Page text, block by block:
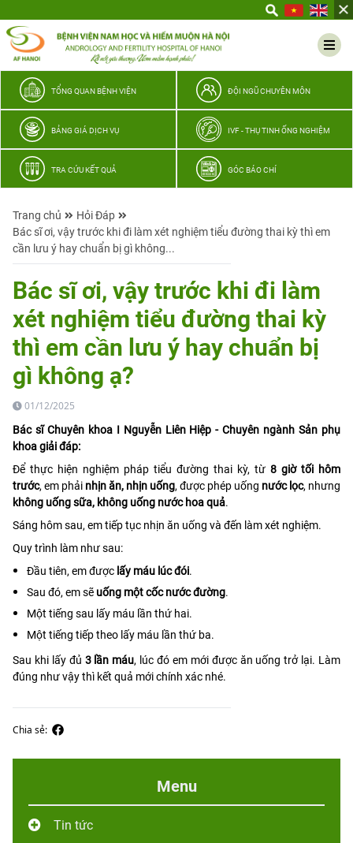
thương
TỔNG QUAN BỆNH VIỆN ĐỘI NGŨ CHUYÊN MÔN
BẢNG GIÁ DỊCH VỤ IVF - THỤ TINH ỐNG NGHIỆM
TRA CỨU KẾT QUẢ GÓC BÁO CHÍ
Trang chủ
Hỏi Đáp
Bác sĩ ơi, vậy trước khi đi làm xét nghiệm tiểu đường thai kỳ thì em
cần lưu ý hay chuẩn bị gì không...
Bác sĩ ơi, vậy trước khi đi làm
xét nghiệm tiểu đường thai kỳ
thì em cần lưu ý hay chuẩn bị
gì không ạ?
01/12/2025
Bác sĩ Chuyên khoa I Nguyễn Liên Hiệp - Chuyên ngành Sản phụ
khoa giải đáp:
Để thực hiện nghiệm pháp tiểu đường thai kỳ, từ 8 giờ tối hôm
trước, em phải nhịn ăn, nhịn uống, được phép uống nước lọc, nhưng
không uống sữa, không uống nước hoa quả.
Sáng hôm sau, em tiếp tục nhịn ăn uống và đến làm xét nghiệm.
Quy trình làm như sau:
Đầu tiên, em được lấy máu lúc đói.
Sau đó, em sẽ uống một cốc nước đường.
Một tiếng sau lấy máu lần thứ hai.
Một tiếng tiếp theo lấy máu lần thứ ba.
Sau khi lấy đủ 3 lần máu, lúc đó em mới được ăn uống trở lại. Làm
đúng như vậy thì kết quả mới chính xác nhé.
Chia sẻ:
Menu
Tin tức